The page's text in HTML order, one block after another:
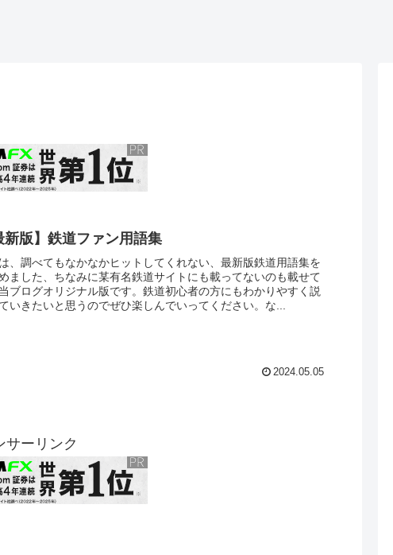
新版】鉄道ファン用語集
、調べてもなかなかヒットしてくれない、最新版鉄道用語集を
ました、ちなみに某有名鉄道サイトにも載ってないのも載せて
ブログオリジナル版です。鉄道初心者の方にもわかりやすく説
いきたいと思うのでぜひ楽しんでいってください。な...
2024.05.05
サーリンク